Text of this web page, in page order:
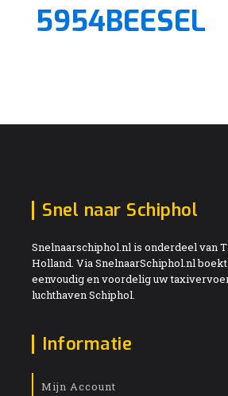
5954BEESEL
Snel naar Schiphol
Snelnaarschiphol.nl is onderdeel van
Holland. Via SnelnaarSchiphol.nl boekt
eenvoudig en voordelig uw
luchthaven Schiphol.
Informatie
Mijn Account